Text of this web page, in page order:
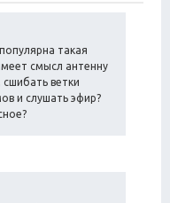
такая
смысл антенну
сшибать ветки
и слушать эфир?